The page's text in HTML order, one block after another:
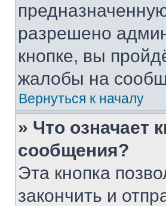
разрешено
кнопке, вы
жалобы на
Вернуться к началу
» Что означает
сообщения?
Эта кнопка
закончить и